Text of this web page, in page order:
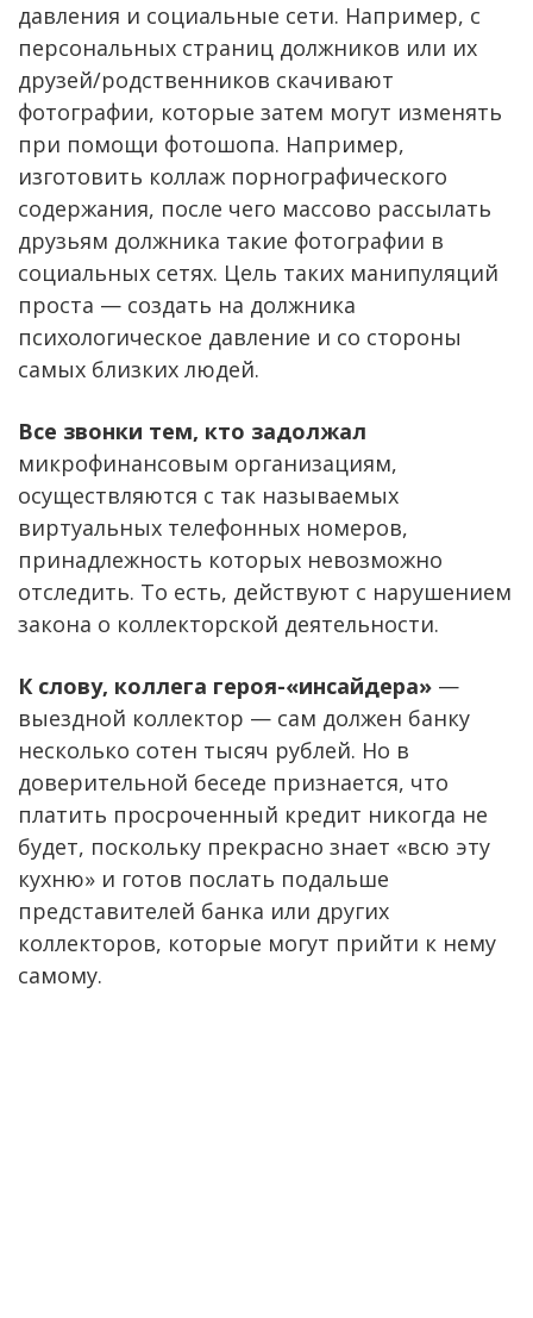
давления и социальные сети. Например, с
персональных страниц должников или их
друзей/родственников скачивают
фотографии, которые затем могут изменять
при помощи фотошопа. Например,
изготовить коллаж порнографического
содержания, после чего массово рассылать
друзьям должника такие фотографии в
социальных сетях. Цель таких манипуляций
проста — создать на должника
психологическое давление и со стороны
самых близких людей.
Все звонки тем, кто задолжал
микрофинансовым организациям,
осуществляются с так называемых
виртуальных телефонных номеров,
принадлежность которых невозможно
отследить. То есть, действуют с нарушением
закона о коллекторской деятельности.
К слову, коллега героя-«инсайдера» —
выездной коллектор — сам должен банку
несколько сотен тысяч рублей. Но в
доверительной беседе признается, что
платить просроченный кредит никогда не
будет, поскольку прекрасно знает «всю эту
кухню» и готов послать подальше
представителей банка или других
коллекторов, которые могут прийти к нему
самому.